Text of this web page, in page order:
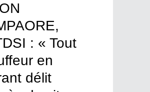
: « Tout
en
délit